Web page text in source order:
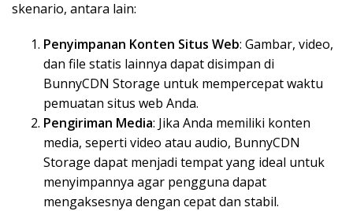
skenario, antara lain:
Penyimpanan Konten Situs Web: Gambar, video,
dan file statis lainnya dapat disimpan di
BunnyCDN Storage untuk mempercepat waktu
pemuatan situs web Anda.
Pengiriman Media: Jika Anda memiliki konten
media, seperti video atau audio, BunnyCDN
Storage dapat menjadi tempat yang ideal untuk
menyimpannya agar pengguna dapat
mengaksesnya dengan cepat dan stabil.